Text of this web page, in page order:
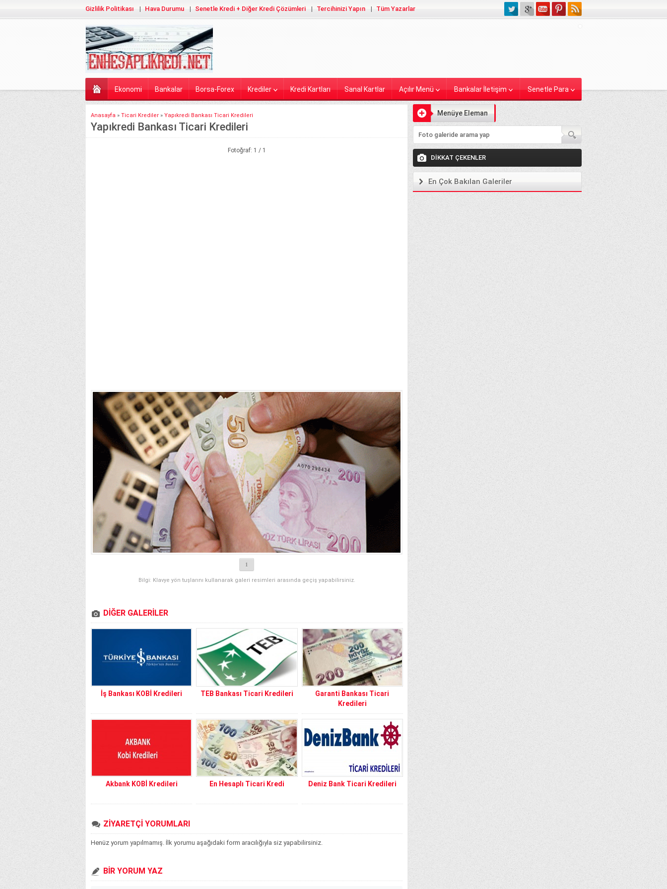
Gizlilik Politikası Hava Durumu Senetle Kredi + Diğer Kredi Çözümleri Tercihinizi Yapın Tüm Yazarlar
Ekonomi Bankalar Borsa-Forex Krediler Kredi Kartları Sanal Kartlar Açılır Menü Bankalar İletişim Senetle Para
Anasayfa » Ticari Krediler » Yapıkredi Bankası Ticari Kredileri
Yapıkredi Bankası Ticari Kredileri
Fotoğraf: 1 / 1
1
Bilgi: Klavye yön tuşlarını kullanarak galeri resimleri arasında geçiş yapabilirsiniz.
DİĞER GALERİLER
İş Bankası KOBİ Kredileri TEB Bankası Ticari Kredileri
Garanti Bankası Ticari
Kredileri
Akbank KOBİ Kredileri En Hesaplı Ticari Kredi Deniz Bank Ticari Kredileri
ZİYARETÇİ YORUMLARI
Henüz yorum yapılmamış. İlk yorumu aşağıdaki form aracılığıyla siz yapabilirsiniz.
BİR YORUM YAZ
Menüye Eleman
Ekleyiniz
DİKKAT ÇEKENLER
En Çok Bakılan Galeriler